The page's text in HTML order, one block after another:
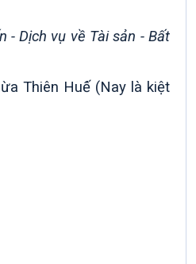
- Dịch vụ về Tài sản - Bất
Thiên Huế́ (Nay là kiệt